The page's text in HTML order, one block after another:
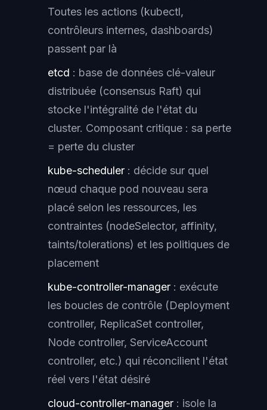
Toutes les actions (kubectl,
contrôleurs internes, dashboards)
passent par là
etcd : base de données clé-valeur
distribuée (consensus Raft) qui
stocke l'intégralité de l'état du
cluster. Composant critique : sa perte
= perte du cluster
kube-scheduler : décide sur quel
nœud chaque pod nouveau sera
placé selon les ressources, les
contraintes (nodeSelector, affinity,
taints/tolerations) et les politiques de
placement
kube-controller-manager : exécute
les boucles de contrôle (Deployment
controller, ReplicaSet controller,
Node controller, ServiceAccount
controller, etc.) qui réconcilient l'état
réel vers l'état désiré
cloud-controller-manager : isole la